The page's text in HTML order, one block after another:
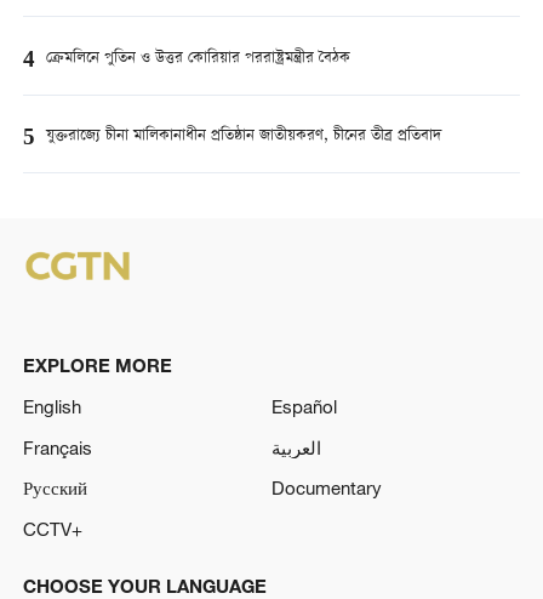
4 ক্রেমলিনে পুতিন ও উত্তর কোরিয়ার পররাষ্ট্রমন্ত্রীর বৈঠক
5 যুক্তরাজ্যে চীনা মালিকানাধীন প্রতিষ্ঠান জাতীয়করণ, চীনের তীব্র প্রতিবাদ
EXPLORE MORE
English
Español
Français
العربية
Русский
Documentary
CCTV+
CHOOSE YOUR LANGUAGE